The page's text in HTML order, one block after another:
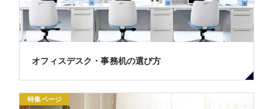
オフィスデスク・事務机の選び方
特集ページ